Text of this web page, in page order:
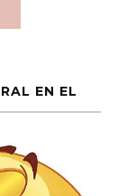
EN EL